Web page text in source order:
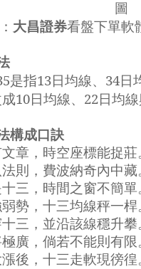
圖
大昌證券看盤下單軟
是指13日均線、 34日
10日均線、 22日均
構成口訣
章，時空座標能捉莊
則，費波納奇內中藏
三，時間之窗不簡單
勢，十三均線秤一桿
三，並沿該線穩升攀
廣，倘若不能則有限
後，十三走軟現徬徨